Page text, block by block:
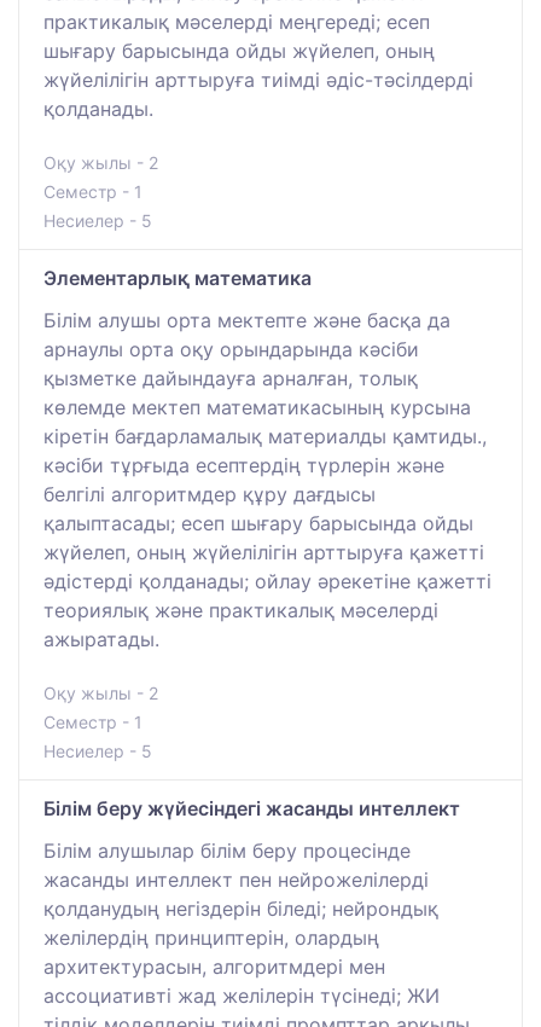
практикалық мәселерді меңгереді; есеп
шығару барысында ойды жүйелеп, оның
жүйелілігін арттыруға тиімді әдіс-тәсілдерді
қолданады.
Оқу жылы - 2
Семестр - 1
Несиелер - 5
Элементарлық математика
Білім алушы орта мектепте және басқа да
арнаулы орта оқу орындарында кәсіби
қызметке дайындауға арналған, толық
көлемде мектеп математикасының курсына
кіретін бағдарламалық материалды қамтиды.,
кәсіби тұрғыда есептердің түрлерін және
белгілі алгоритмдер құру дағдысы
қалыптасады; есеп шығару барысында ойды
жүйелеп, оның жүйелілігін арттыруға қажетті
әдістерді қолданады; ойлау әрекетіне қажетті
теориялық және практикалық мәселерді
ажыратады.
Оқу жылы - 2
Семестр - 1
Несиелер - 5
Білім беру жүйесіндегі жасанды интеллект
Білім алушылар білім беру процесінде
жасанды интеллект пен нейрожелілерді
қолданудың негіздерін біледі; нейрондық
желілердің принциптерін, олардың
архитектурасын, алгоритмдері мен
ассоциативті жад желілерін түсінеді; ЖИ